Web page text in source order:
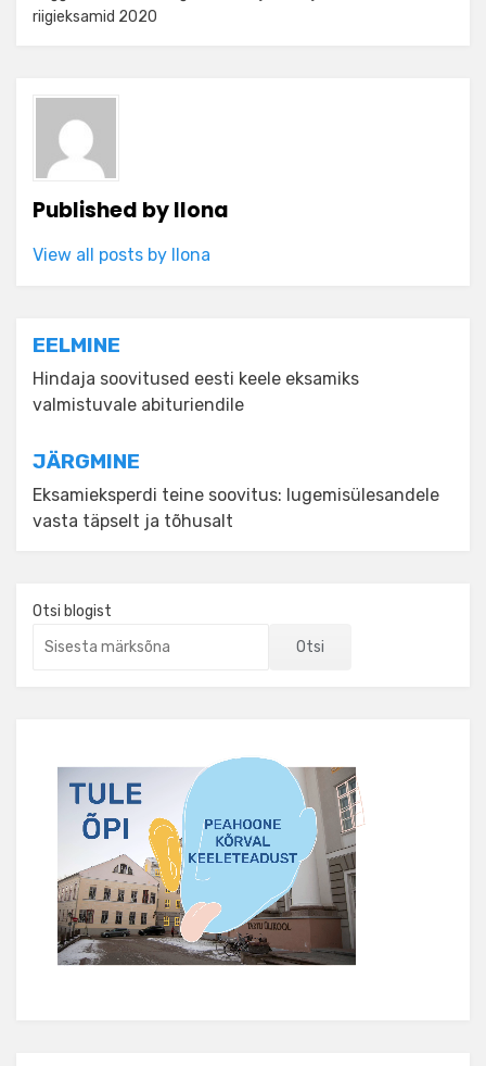
riigieksamid 2020
Published byIlona
View all posts by Ilona
Navigeerimine
EELMINE
Hindaja soovitused eesti keele eksamiks
valmistuvale abituriendile
JÄRGMINE
Eksamieksperdi teine soovitus: lugemisülesandele
vasta täpselt ja tõhusalt
Otsi blogist
Otsi